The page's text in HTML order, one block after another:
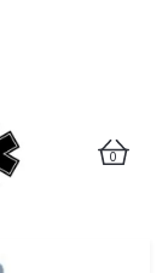
0